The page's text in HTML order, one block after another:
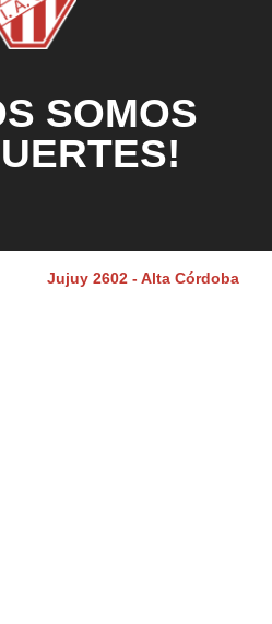
SOMOS
Jujuy 2602 - Alta Córdoba